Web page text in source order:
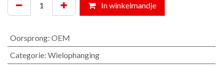
In winkelmandje
Oorsprong: OEM
Categorie: Wielophanging